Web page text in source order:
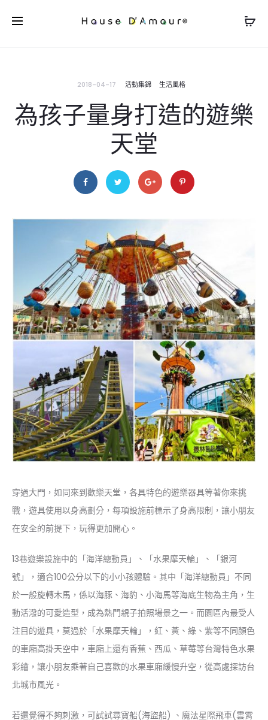
2018-04-17 活動集錦 生活風格
為孩子量身打造的遊樂
天堂
穿過大門，如同來到歡樂天堂，各具特色的遊樂器具等著你來挑
戰，遊具使用以身高劃分，每項設施前標示了身高限制，讓小朋友
在安全的前提下，玩得更加開心。
13巷遊樂設施中的「海洋總動員」、「水果摩天輪」、「銀河
號」，適合100公分以下的小小孩體驗。其中「海洋總動員」不同
於一般旋轉木馬，係以海豚、海豹、小海馬等海底生物為主角，生
動活潑的可愛造型，成為熱門親子拍照場景之一。而園區內最受人
注目的遊具，莫過於「水果摩天輪」，紅、黃、綠、紫等不同顏色
的車廂高掛天空中，車廂上還有香蕉、西瓜、草莓等台灣特色水果
彩繪，讓小朋友乘著自己喜歡的水果車廂緩慢升空，從高處探訪台
北城市風光。
若還覺得不夠刺激，可試試尋寶船(海盜船) 、魔法星際飛車(雲霄